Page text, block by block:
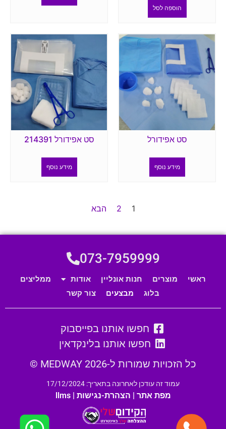
הוספה לסל
סט אפידורל
מידע נוסף
סט אפידורל 214391
מידע נוסף
1
2 הבא
073-7959999
ראשי מוצרים חנות אונליין אודות
ממליצים
בלוג
מבצעים צור קשר
חפשו אותנו בפייסבוק
חפשו אותנו בלינקדאין
כל הזכויות שמורות ל-MEDWAY 2026 ©
עמוד זה עודכן לאחרונה בתאריך: 17/12/2024
מפת אתר הצהרת-נגישות |
llms